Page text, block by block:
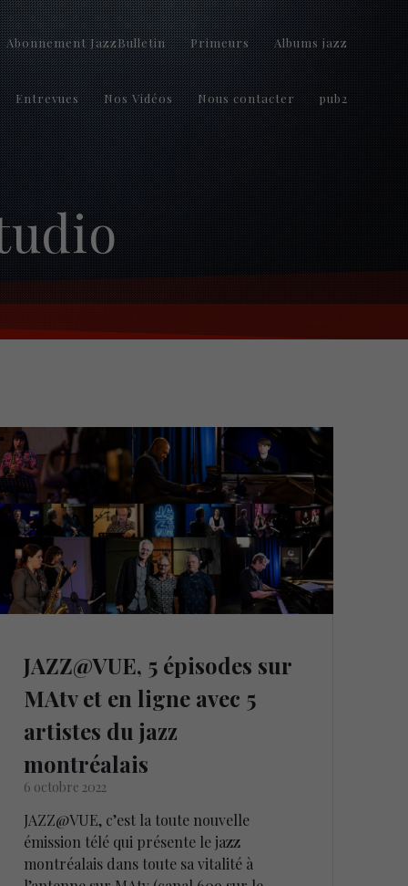
Abonnement JazzBulletin Primeurs Albums jazz
Entrevues Nos Vidéos Nous contacter pub2
JAZZ@VUE, 5 épisodes sur
MAtv et en ligne avec 5
artistes du jazz
montréalais
6 octobre 2022
JAZZ@VUE, c’est la toute nouvelle
émission télé qui présente le jazz
montréalais dans toute sa vitalité à